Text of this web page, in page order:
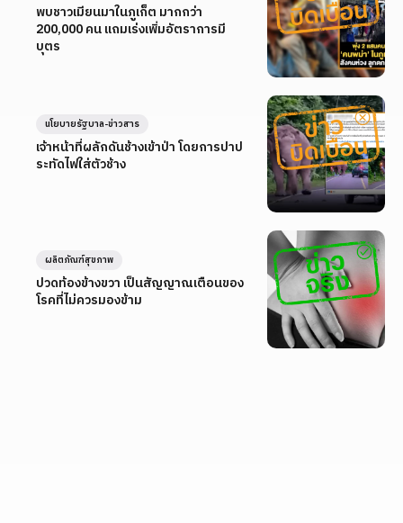
พบชาวเมียนมาในภูเก็ต มากกว่า
200,000 คน แถมเร่งเพิ่มอัตราการมี
บุตร
เจ้าหน้าที่ผลักดันช้างเข้าป่า โดยการปาป
ระทัดไฟใส่ตัวช้าง
นโยบายรัฐบาล-ข่าวสาร
ปวดท้องข้างขวา เป็นสัญญาณเตือนของ
โรคที่ไม่ควรมองข้าม
ผลิตภัณฑ์สุขภาพ